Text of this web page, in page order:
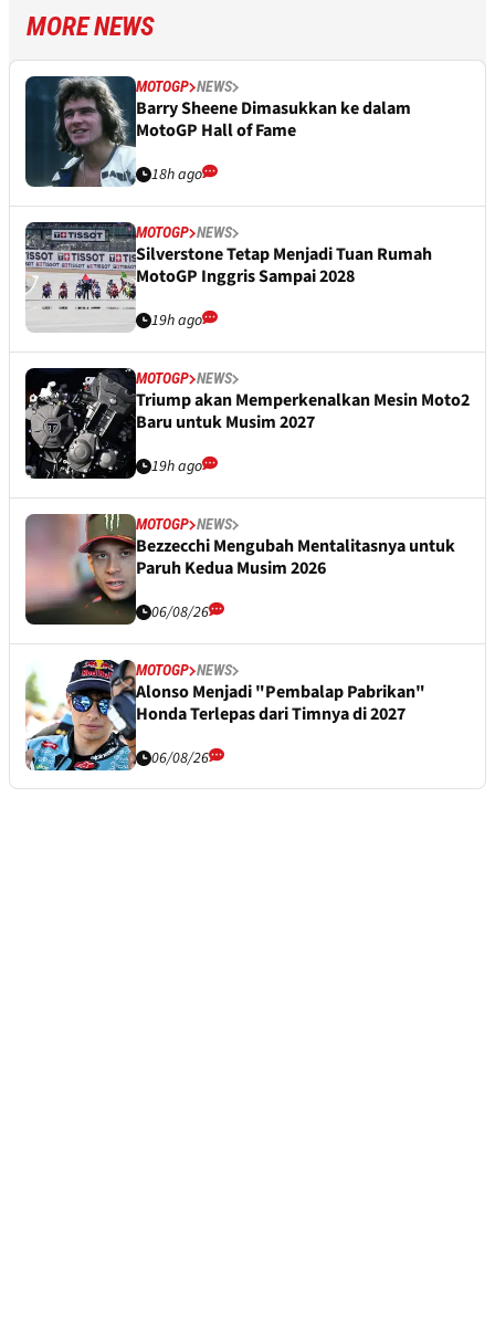
MORE NEWS
MOTOGP NEWS
Barry Sheene Dimasukkan ke dalam
MotoGP Hall of Fame
18h ago
MOTOGP NEWS
Silverstone Tetap Menjadi Tuan Rumah
MotoGP Inggris Sampai 2028
19h ago
MOTOGP NEWS
Triump akan Memperkenalkan Mesin Moto2
Baru untuk Musim 2027
19h ago
MOTOGP NEWS
Bezzecchi Mengubah Mentalitasnya untuk
Paruh Kedua Musim 2026
06/08/26
MOTOGP NEWS
Alonso Menjadi "Pembalap Pabrikan"
Honda Terlepas dari Timnya di 2027
06/08/26